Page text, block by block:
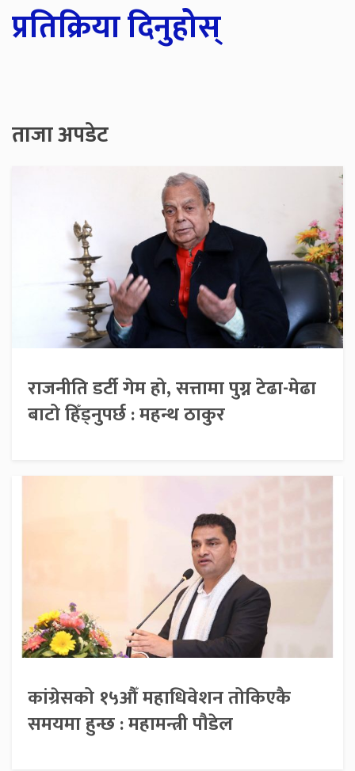
प्रतिक्रिया दिनुहोस्
ताजा अपडेट
राजनीति डर्टी गेम हो, सत्तामा पुग्न टेढा-मेढा
बाटो हिँड्नुपर्छ : महन्थ ठाकुर
कांग्रेसको १५औँ महाधिवेशन तोकिएकै
समयमा हुन्छ : महामन्त्री पौडेल